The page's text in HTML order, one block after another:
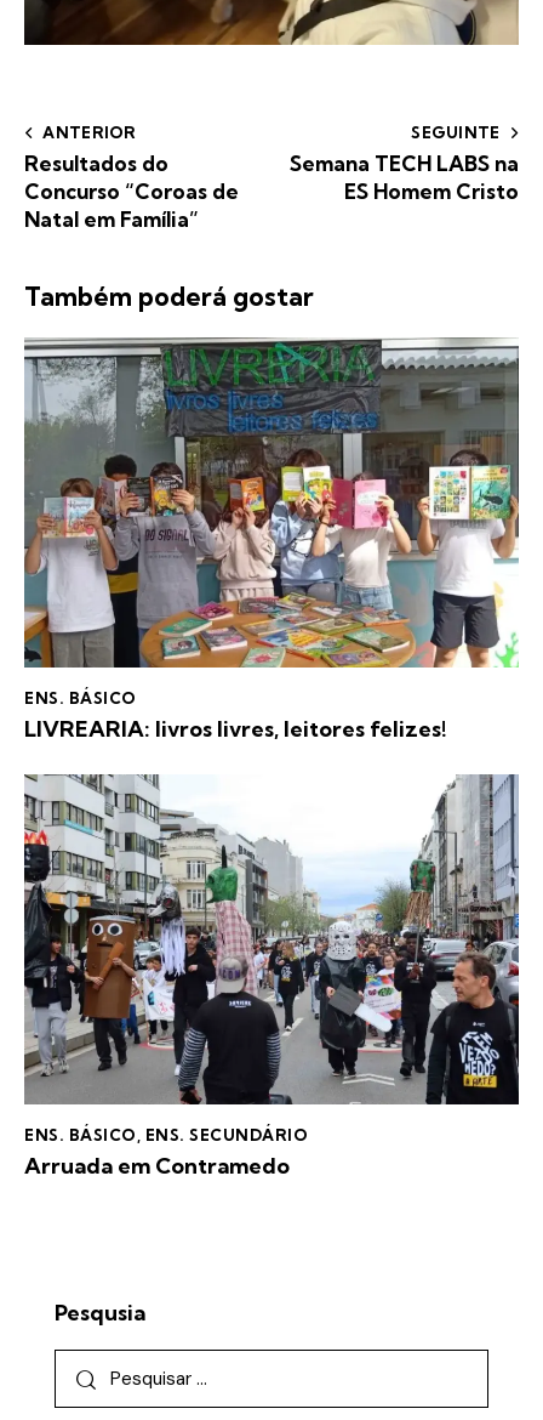
ANTERIOR
Resultados do
Concurso “Coroas de
Natal em Família”
SEGUINTE
Semana TECH LABS na
ES Homem Cristo
Também poderá gostar
ENS. BÁSICO
LIVREARIA: livros livres, leitores felizes!
ENS. BÁSICO ENS. SECUNDÁRIO
Arruada em Contramedo
Pesqusia